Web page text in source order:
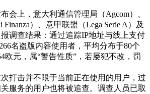
会上，意大利通信管理局（Agcom）、
Finanza）、意甲联盟（Lega Serie A）及
调查结果：通过追踪IP地址与线上支付
名盗版内容使用者，平均分布于80个
欧元，属“警告性质”，若屡犯不改，罚
打击并不限于当前正在使用的用户，过
服务的用户也将被追查。调查人员已取